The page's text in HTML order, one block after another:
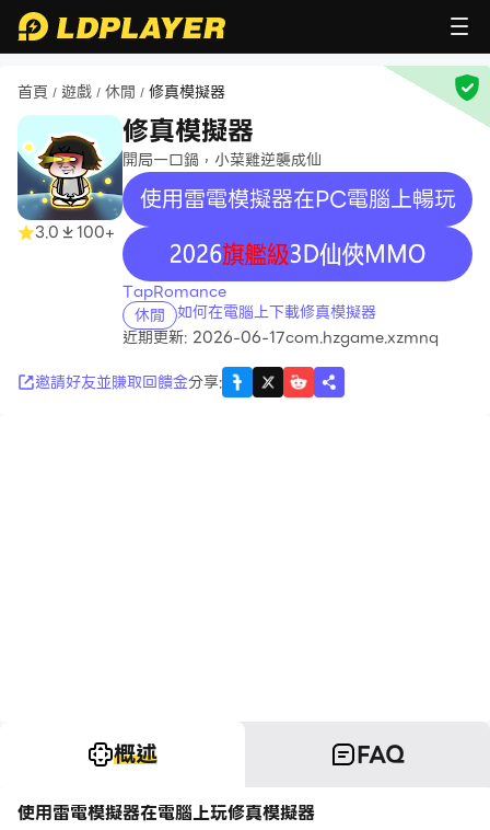
首頁 / 遊戲 / 休閒 / 修真模擬器
3.0 100+
修真模擬器
開局一口鍋，小菜雞逆襲成仙
使用雷電模擬器在PC電腦上暢玩
recommend
TapRomance
休閒 如何在電腦上下載修真模擬器
近期更新: 2026-06-17com.hzgame.xzmnq
邀請好友並賺取回饋金分享:
概述 FAQ
使用雷電模擬器在電腦上玩修真模擬器